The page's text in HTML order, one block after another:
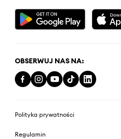
OBSERWUJ NAS NA:
Polityka prywatności
Regulamin